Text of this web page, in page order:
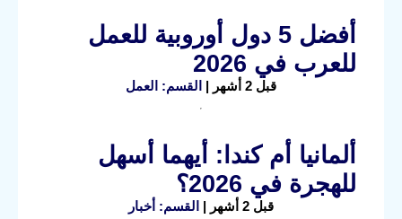
أفضل 5 دول أوروبية للعمل
للعرب في 2026
قبل 2 أشهر | القسم: العمل
ألمانيا أم كندا: أيهما أسهل
للهجرة في 2026؟
قبل 2 أشهر | القسم: أخبار